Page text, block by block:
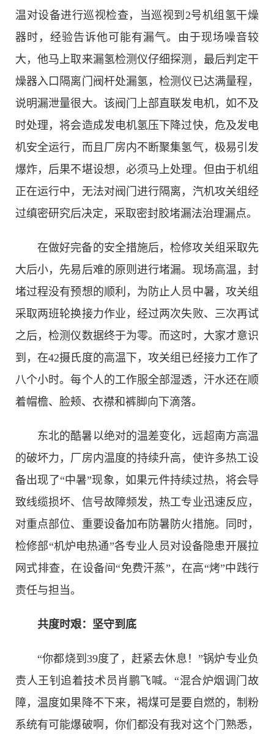
温对设备进行巡视检查，当巡视到2号机组氢干燥
器时，经验告诉他可能有漏气。由于现场噪音较
大，他马上取来漏氢检测仪仔细探测，最后判定干
燥器入口隔离门阀杆处漏氢，检测仪已达满量程，
说明漏泄量很大。该阀门上部直联发电机，如不及
时处理，将会造成发电机氢压下降过快，危及发电
机安全运行，而且厂房内不断聚集氢气，极易引发
爆炸，后果不堪设想，必须马上处理。但由于机组
正在运行中，无法对阀门进行隔离，汽机攻关组经
过缜密研究后决定，采取密封胶堵漏法治理漏点。
在做好完备的安全措施后，检修攻关组采取先
大后小，先易后难的原则进行堵漏。现场高温，封
堵过程没有预想的顺利，为防止人员中暑，攻关组
采取两班轮换接力作业，经过两次失败、三次再试
之后，检测仪数据终于为零。而这时，大家才意识
到，在42摄氏度的高温下，攻关组已经接力工作了
八个小时。每个人的工作服全部湿透，汗水还在顺
着帽檐、脸颊、衣襟和裤脚向下滴落。
东北的酷暑以绝对的温差变化，远超南方高温
的破坏力，厂房内温度的持续升高，使许多热工设
备出现了“中暑”现象，如果元件持续过热，将会导
致线缆损坏、信号故障频发，热工专业迅速反应，
对重点部位、重要设备加布防暑防火措施。同时，
检修部“机炉电热通”各专业人员对设备隐患开展拉
网式排查，在设备间“免费汗蒸”，在高“烤”中践行
责任与担当。
共度时艰：坚守到底
“你都烧到39度了，赶紧去休息！”锅炉专业负
责人王钊追着技术员肖鹏飞喊。“混合炉烟调门故
障，温度如果降不下来，褐煤可是要自燃的，制粉
系统有可能爆破啊，你们都没有我对这个门熟悉，